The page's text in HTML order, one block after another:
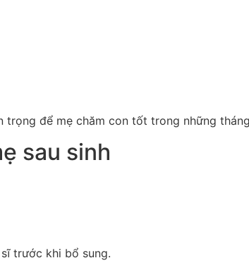
để mẹ chăm con tốt trong những
sau sinh
trước khi bổ sung.